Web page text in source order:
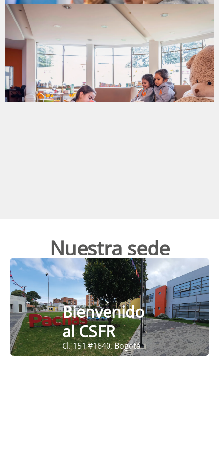
Nuestra sede
Bienvenido
al CSFR
Cl. 151 #1640, Bogotá